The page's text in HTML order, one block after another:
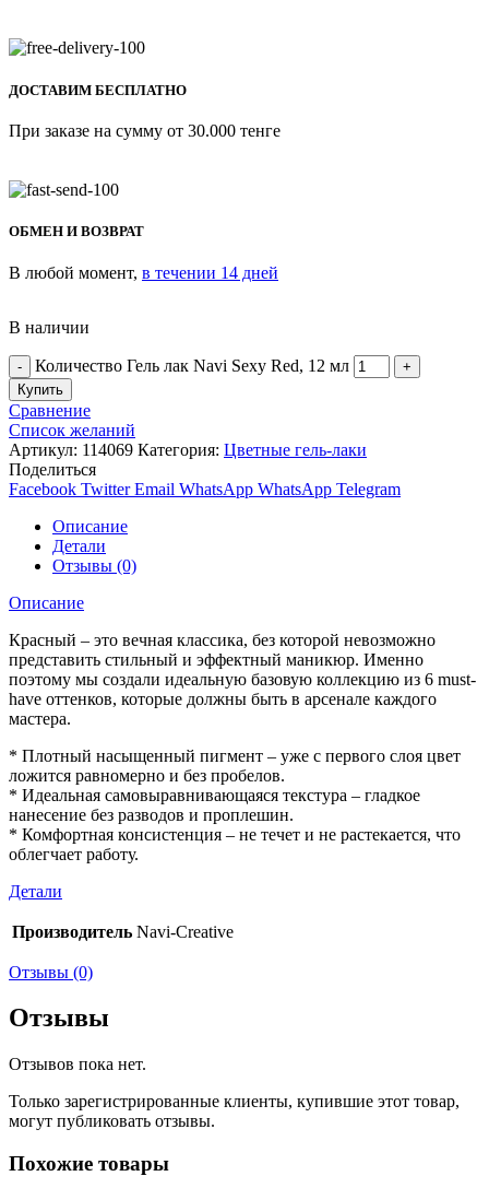
ДОСТАВИМ БЕСПЛАТНО
При заказе на сумму от 30.000 тенге
ОБМЕН И ВОЗВРАТ
В любой момент, в течении 14 дней
В наличии
Количество Гель лак Navi Sexy Red, 12 мл
Купить
Сравнение
Список желаний
Артикул: 114069 Категория: Цветные гель-лаки
Поделиться
Facebook Twitter Email WhatsApp WhatsApp Telegram
Описание
Детали
Отзывы (0)
Описание
Красный – это вечная классика, без которой невозможно
представить стильный и эффектный маникюр. Именно
поэтому мы создали идеальную базовую коллекцию из 6 must-
have оттенков, которые должны быть в арсенале каждого
мастера.
* Плотный насыщенный пигмент – уже с первого слоя цвет
ложится равномерно и без пробелов.
* Идеальная самовыравнивающаяся текстура – гладкое
нанесение без разводов и проплешин.
* Комфортная консистенция – не течет и не растекается, что
облегчает работу.
Детали
Производитель Navi-Creative
Отзывы (0)
Отзывы
Отзывов пока нет.
Только зарегистрированные клиенты, купившие этот товар,
могут публиковать отзывы.
Похожие товары